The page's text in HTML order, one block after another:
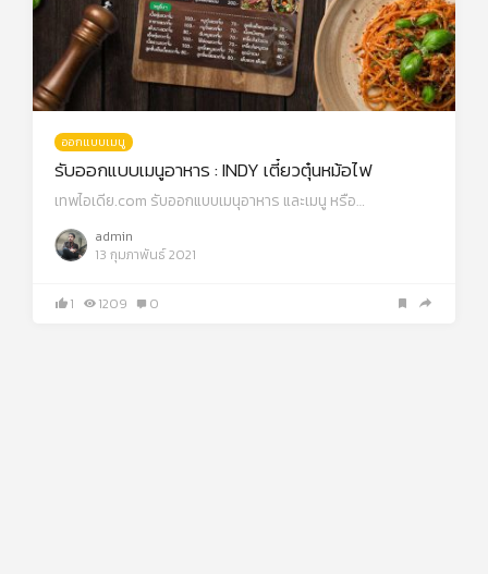
ออกแบบเมนู
รับออกแบบเมนูอาหาร : INDY เตี๋ยวตุ๋นหม้อไฟ
เทพไอเดีย.com รับออกแบบเมนุอาหาร และเมนู หรือ…
admin
13 กุมภาพันธ์ 2021
1 1209 0